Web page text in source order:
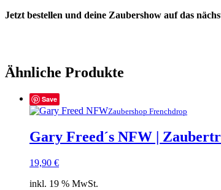
Jetzt bestellen und deine Zaubershow auf das
Ähnliche Produkte
Save
Zaubershop Frenchdrop
Gary Freed´s NFW |
19,90 €
inkl. 19 % MwSt.